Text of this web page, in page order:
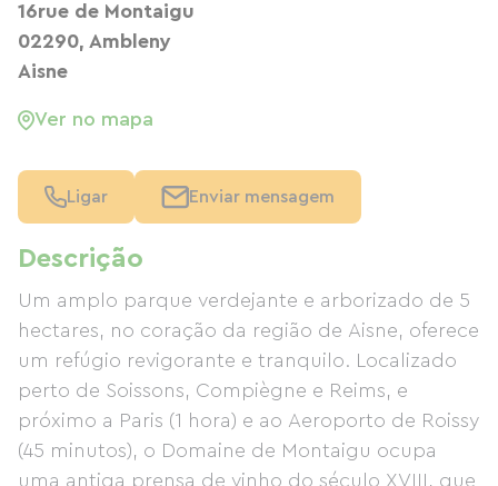
Descrição
Um amplo parque verdejante e arborizado de 5
hectares, no coração da região de Aisne, oferece
um refúgio revigorante e tranquilo. Localizado
perto de Soissons, Compiègne e Reims, e
próximo a Paris (1 hora) e ao Aeroporto de Roissy
(45 minutos), o Domaine de Montaigu ocupa
uma antiga prensa de vinho do século XVIII, que
16rue de Montaigu
02290, Ambleny
Aisne
Ver no mapa
Ligar Enviar mensagem